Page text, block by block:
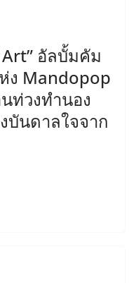
อัลบั้มคัม
ง Mandopop
ท่วงทำนอง
บันดาลใจจาก